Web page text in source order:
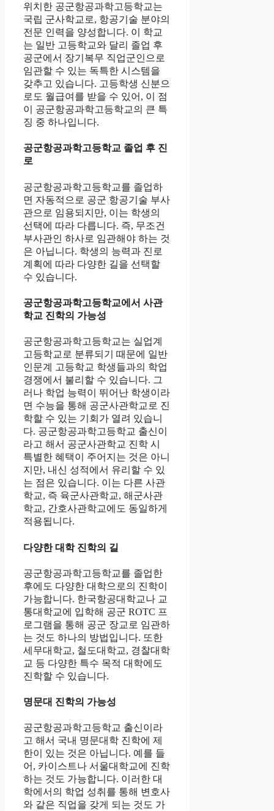
위치한 공군항공과학고등학교는
국립 군사학교로, 항공기술 분야의
전문 인력을 양성합니다. 이 학교
는 일반 고등학교와 달리 졸업 후
공군에서 장기복무 직업군인으로
임관할 수 있는 독특한 시스템을
갖추고 있습니다. 고등학생 신분으
로도 월급여를 받을 수 있어, 이 점
이 공군항공과학고등학교의 큰 특
징 중 하나입니다.
공군항공과학고등학교 졸업 후 진
로
공군항공과학고등학교를 졸업하
면 자동적으로 공군 항공기술 부사
관으로 임용되지만, 이는 학생의
선택에 따라 다릅니다. 즉, 무조건
부사관인 하사로 임관해야 하는 것
은 아닙니다. 학생의 능력과 진로
계획에 따라 다양한 길을 선택할
수 있습니다.
공군항공과학고등학교에서 사관
학교 진학의 가능성
공군항공과학고등학교는 실업계
고등학교로 분류되기 때문에 일반
인문계 고등학교 학생들과의 학업
경쟁에서 불리할 수 있습니다. 그
러나 학업 능력이 뛰어난 학생이라
면 수능을 통해 공군사관학교로 진
학할 수 있는 기회가 열려 있습니
다. 공군항공과학고등학교 출신이
라고 해서 공군사관학교 진학 시
특별한 혜택이 주어지는 것은 아니
지만, 내신 성적에서 유리할 수 있
는 점은 있습니다. 이는 다른 사관
학교, 즉 육군사관학교, 해군사관
학교, 간호사관학교에도 동일하게
적용됩니다.
다양한 대학 진학의 길
공군항공과학고등학교를 졸업한
후에도 다양한 대학으로의 진학이
가능합니다. 한국항공대학교나 교
통대학교에 입학해 공군 ROTC 프
로그램을 통해 공군 장교로 임관하
는 것도 하나의 방법입니다. 또한
세무대학교, 철도대학교, 경찰대학
교 등 다양한 특수 목적 대학에도
진학할 수 있습니다.
명문대 진학의 가능성
공군항공과학고등학교 출신이라
고 해서 국내 명문대학 진학에 제
한이 있는 것은 아닙니다. 예를 들
어, 카이스트나 서울대학교에 진학
하는 것도 가능합니다. 이러한 대
학에서의 학업 성취를 통해 변호사
와 같은 직업을 갖게 되는 것도 가